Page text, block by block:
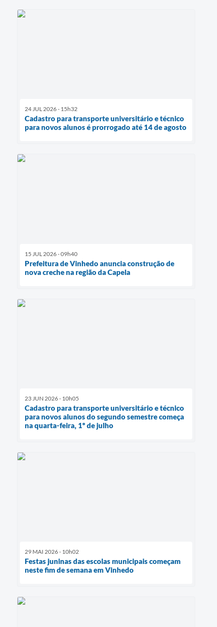
24 JUL 2026 - 15h32
Cadastro para transporte universitário e técnico
para novos alunos é prorrogado até 14 de agosto
15 JUL 2026 - 09h40
Prefeitura de Vinhedo anuncia construção de
nova creche na região da Capela
23 JUN 2026 - 10h05
Cadastro para transporte universitário e técnico
para novos alunos do segundo semestre começa
na quarta-feira, 1º de julho
29 MAI 2026 - 10h02
Festas juninas das escolas municipais começam
neste fim de semana em Vinhedo